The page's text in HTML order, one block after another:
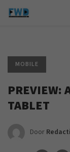
MOBILE
PREVIEW:
TABLET
Door